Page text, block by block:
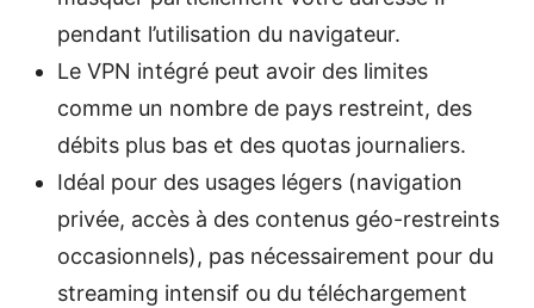
pendant l’utilisation du navigateur.
Le VPN intégré peut avoir des limites
comme un nombre de pays restreint, des
débits plus bas et des quotas journaliers.
Idéal pour des usages légers (navigation
privée, accès à des contenus géo-restreints
occasionnels), pas nécessairement pour du
streaming intensif ou du téléchargement